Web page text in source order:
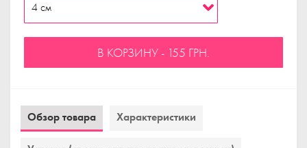
В КОРЗИНУ - 155 ГРН.
Обзор товара Характеристики